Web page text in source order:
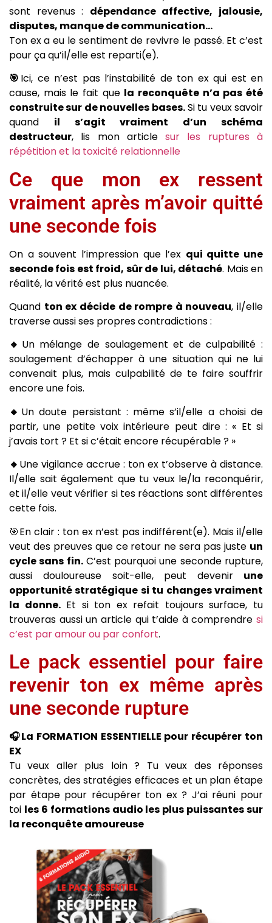
sont revenus : dépendance affective, jalousie,
disputes, manque de communication…
Ton ex a eu le sentiment de revivre le passé. Et c’est
pour ça qu’il/elle est reparti(e).
🎯 Ici, ce n’est pas l’instabilité de ton ex qui est en
cause, mais le fait que la reconquête n’a pas été
construite sur de nouvelles bases.Si tu veux savoir
quand il s’agit vraiment d’un schéma
destructeur, lis mon articlesur les ruptures à
répétition et la toxicité relationnelle
Ce que mon ex ressent
vraiment après m’avoir quitté
une seconde fois
On a souvent l’impression que l’ex qui quitte une
seconde fois est froid, sûr de lui, détaché. Mais en
réalité, la vérité est plus nuancée.
Quand ton ex décide de rompre à nouveau, il/elle
traverse aussi ses propres contradictions :
🔸 Un mélange de soulagement et de culpabilité :
soulagement d’échapper à une situation qui ne lui
convenait plus, mais culpabilité de te faire souffrir
encore une fois.
🔸 Un doute persistant : même s’il/elle a choisi de
partir, une petite voix intérieure peut dire : « Et si
j’avais tort ? Et si c’était encore récupérable ? »
🔸 Une vigilance accrue : ton ex t’observe à distance.
Il/elle sait également que tu veux le/la reconquérir,
et il/elle veut vérifier si tes réactions sont différentes
cette fois.
🎯En clair : ton ex n’est pas indifférent(e). Mais il/elle
veut des preuves que ce retour ne sera pas juste un
cycle sans fin.C’est pourquoi une seconde rupture,
aussi douloureuse soit-elle, peut devenir une
opportunité stratégique si tu changes vraiment
la donne.Et si ton ex refait toujours surface, tu
trouveras aussi un article qui t’aide à comprendre si
c’est par amour ou par confort.
Le pack essentiel pour faire
revenir ton ex même après
une seconde rupture
🎧La FORMATION ESSENTIELLE pour récupérer ton
EX
Tu veux aller plus loin ? Tu veux des réponses
concrètes, des stratégies efficaces et un plan étape
par étape pour récupérer ton ex ? J’ai réuni pour
toi les 6 formations audio les plus puissantes sur
la reconquête amoureuse